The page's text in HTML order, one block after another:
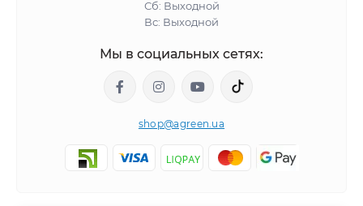
Сб: Выходной
Вс: Выходной
Мы в социальных сетях:
shop@agreen.ua